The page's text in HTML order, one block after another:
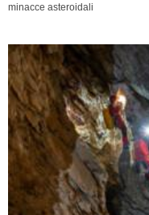
minacce asteroidali